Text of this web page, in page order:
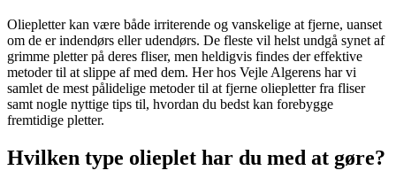
Oliepletter kan være både irriterende og vanskelige at fjerne, uanset
om de er indendørs eller udendørs. De fleste vil helst undgå synet af
grimme pletter på deres fliser, men heldigvis findes der effektive
metoder til at slippe af med dem. Her hos Vejle Algerens har vi
samlet de mest pålidelige metoder til at fjerne oliepletter fra fliser
samt nogle nyttige tips til, hvordan du bedst kan forebygge
fremtidige pletter.
Hvilken type olieplet har du med at gøre?